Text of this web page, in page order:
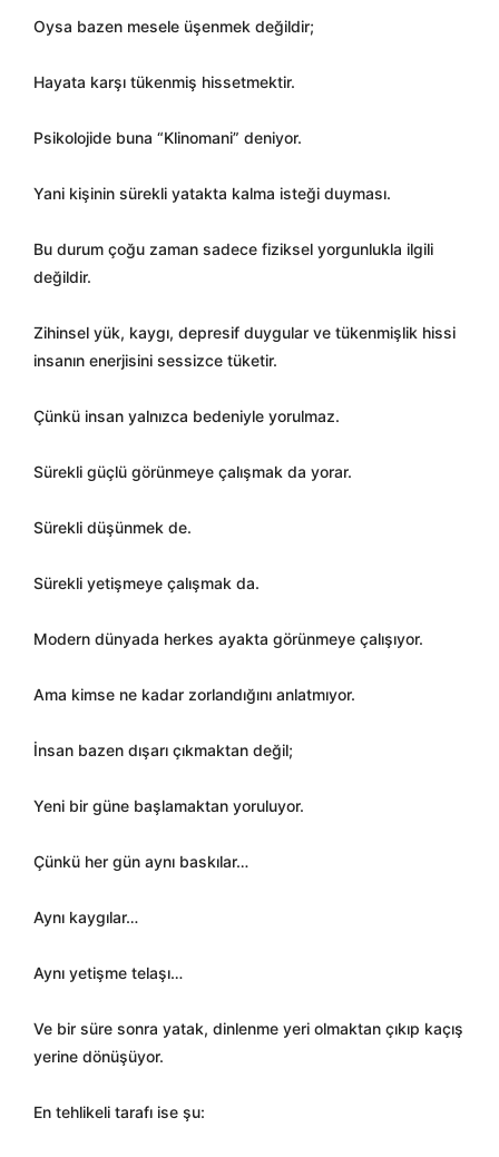
Oysa bazen mesele üşenmek değildir;
Hayata karşı tükenmiş hissetmektir.
Psikolojide buna “Klinomani” deniyor.
Yani kişinin sürekli yatakta kalma isteği duyması.
Bu durum çoğu zaman sadece fiziksel yorgunlukla ilgili
değildir.
Zihinsel yük, kaygı, depresif duygular ve tükenmişlik hissi
insanın enerjisini sessizce tüketir.
Çünkü insan yalnızca bedeniyle yorulmaz.
Sürekli güçlü görünmeye çalışmak da yorar.
Sürekli düşünmek de.
Sürekli yetişmeye çalışmak da.
Modern dünyada herkes ayakta görünmeye çalışıyor.
Ama kimse ne kadar zorlandığını anlatmıyor.
İnsan bazen dışarı çıkmaktan değil;
Yeni bir güne başlamaktan yoruluyor.
Çünkü her gün aynı baskılar…
Aynı kaygılar…
Aynı yetişme telaşı…
Ve bir süre sonra yatak, dinlenme yeri olmaktan çıkıp kaçış
yerine dönüşüyor.
En tehlikeli tarafı ise şu: